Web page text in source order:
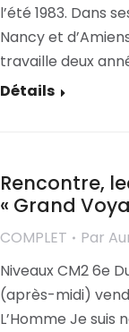
l’été 1983. Dans
Nancy et
travaille deux
Détails
Rencontre,
« Grand
COMPLET Par
Niveaux CM2 6e
(après-midi)
L’Homme Je suis